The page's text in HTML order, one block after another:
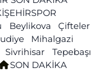
Beylikova
Çifteler
Mihalgazi
Sivrihisar
Tepebaşı
SON DAKİKA